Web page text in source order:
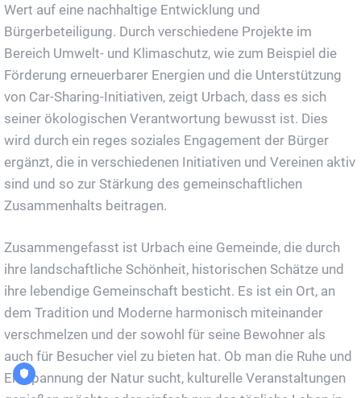
Wert auf eine nachhaltige Entwicklung und
Bürgerbeteiligung. Durch verschiedene Projekte im
Bereich Umwelt- und Klimaschutz, wie zum Beispiel die
Förderung erneuerbarer Energien und die Unterstützung
von Car-Sharing-Initiativen, zeigt Urbach, dass es sich
seiner ökologischen Verantwortung bewusst ist. Dies
wird durch ein reges soziales Engagement der Bürger
ergänzt, die in verschiedenen Initiativen und Vereinen aktiv
sind und so zur Stärkung des gemeinschaftlichen
Zusammenhalts beitragen.
Zusammengefasst ist Urbach eine Gemeinde, die durch
ihre landschaftliche Schönheit, historischen Schätze und
ihre lebendige Gemeinschaft besticht. Es ist ein Ort, an
dem Tradition und Moderne harmonisch miteinander
verschmelzen und der sowohl für seine Bewohner als
auch für Besucher viel zu bieten hat. Ob man die Ruhe und
Entspannung der Natur sucht, kulturelle Veranstaltungen